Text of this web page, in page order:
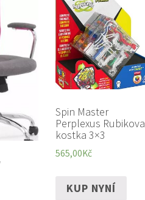
Spin Master
Perplexus Rubikova
kostka 3×3
565,00Kč
KUP NYNÍ